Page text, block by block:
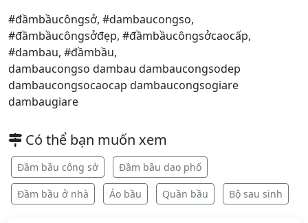
#đầmbầucôngsở, #dambaucongso,
#đầmbầucôngsởđẹp, #đầmbầucôngsởcaocấp,
#dambau, #đầmbầu,
dambaucongso dambau dambaucongsodep
dambaucongsocaocap dambaucongsogiare
dambaugiare
Có thể bạn muốn xem
Đầm bầu công sở Đầm bầu dạo phố
Đầm bầu ở nhà Áo bầu Quần bầu Bộ sau sinh